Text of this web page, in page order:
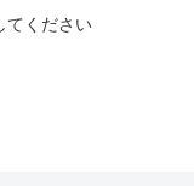
てください